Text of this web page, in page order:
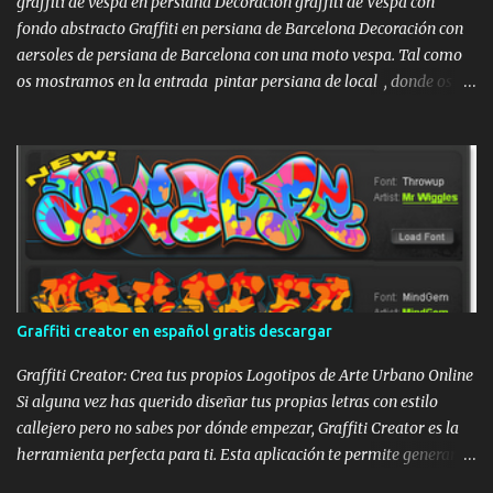
fondo abstracto Graffiti en persiana de Barcelona Decoración con
aersoles de persiana de Barcelona con una moto vespa. Tal como
os mostramos en la entrada pintar persiana de local , donde os
la decoración de una persiana con un dibujo de estilo Street Art ,
con un fondo abstracto y una moto Vespa con estilo de stencil,
aunque se hubiera pintado a mano alzada y sin plantilla , ni
máscara. Aquí podéis ver el algunas fotos del proceso de la pintura
en la persiana con el graffiti : sprays de graffiti para persianas
pintado de fondo de persiana Mural de fondo abstracto graffitero
pintando persiana dibujo de vespa en persiana graffiti en persiana
de Barcelona Así que ya sabéis, si os gustan los graffitis en
persianas de Barcelona, o queréis graffitis para...
Graffiti creator en español gratis descargar
Graffiti Creator: Crea tus propios Logotipos de Arte Urbano Online
Si alguna vez has querido diseñar tus propias letras con estilo
callejero pero no sabes por dónde empezar, Graffiti Creator es la
herramienta perfecta para ti. Esta aplicación te permite generar